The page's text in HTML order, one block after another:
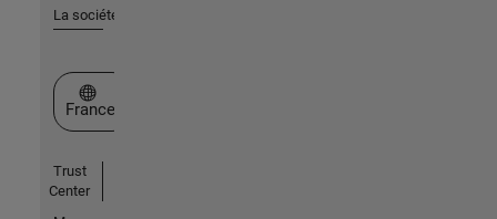
La société
Sélectionner un site web
France
Trust
Center